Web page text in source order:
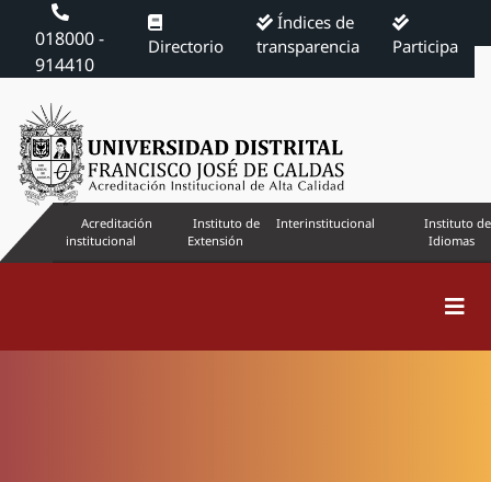
018000 -
914410
Directorio
Índices de
transparencia
Participa
Acreditación
institucional
Instituto de
Extensión
Interinstitucional
Instituto de
Idiomas